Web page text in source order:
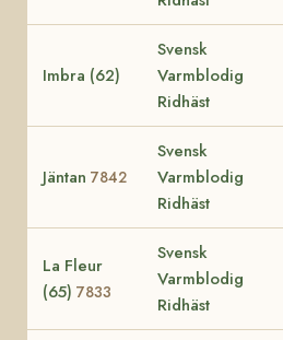
Imbra (62)
Svensk
Varmblodig
Ridhäst
Jäntan 7842
Svensk
Varmblodig
Ridhäst
La Fleur
(65) 7833
Svensk
Varmblodig
Ridhäst